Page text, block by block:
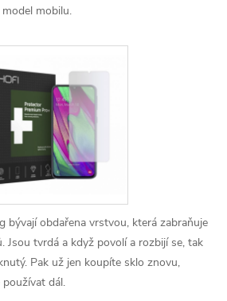
mobilu.
bývají obdařena vrstvou, která zabraňuje
Jsou tvrdá a když povolí a rozbijí se, tak
Pak už jen koupíte sklo znovu,
používat dál.